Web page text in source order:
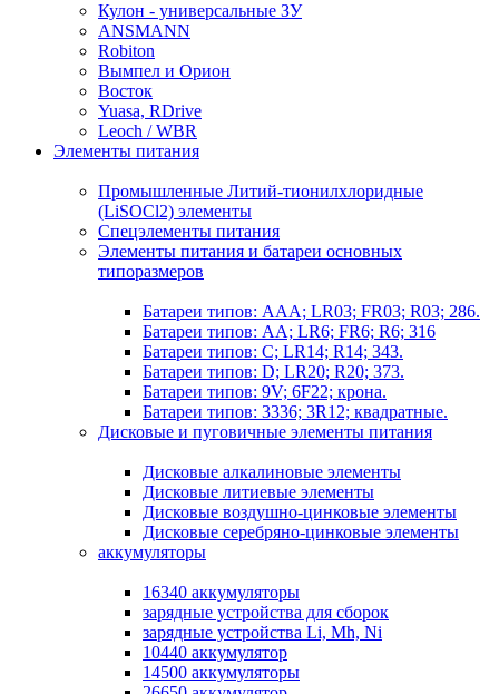
Кулон - универсальные ЗУ
ANSMANN
Robiton
Вымпел и Орион
Восток
Yuasa, RDrive
Leoch / WBR
Элементы питания
Промышленные Литий-тионилхлоридные
(LiSOCl2) элементы
Спецэлементы питания
Элементы питания и батареи основных
типоразмеров
Батареи типов: AAA; LR03; FR03; R03; 286.
Батареи типов: AA; LR6; FR6; R6; 316
Батареи типов: C; LR14; R14; 343.
Батареи типов: D; LR20; R20; 373.
Батареи типов: 9V; 6F22; крона.
Батареи типов: 3336; 3R12; квадратные.
Дисковые и пуговичные элементы питания
Дисковые алкалиновые элементы
Дисковые литиевые элементы
Дисковые воздушно-цинковые элементы
Дисковые серебряно-цинковые элементы
аккумуляторы
16340 аккумуляторы
зарядные устройства для сборок
зарядные устройства Li, Mh, Ni
10440 аккумулятор
14500 аккумуляторы